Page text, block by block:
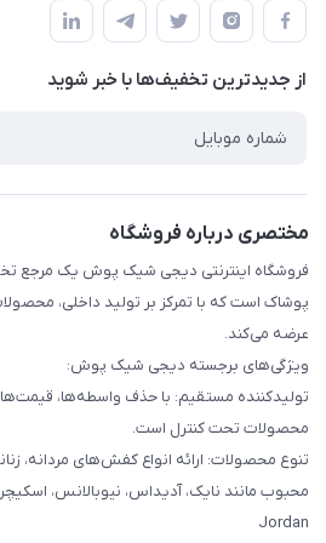
لیست محصولات
درباره ما
حریم خصوصی
راهنما
از جدید‌ترین تخفیف‌ها با‌ خبر شوید
مختصری درباره فروشگاه
فروشگاه اینترنتی دیجی شیک پوش یک مرجع
پوشاک است که با تمرکز بر تولید داخلی،
عرضه می‌کند.
ویژگی‌های برجسته دیجی شیک پوش:
تولیدکننده مستقیم: با حذف واسطه‌ها،
محصولات تحت کنترل است.
تنوع محصولات: ارائه انواع کفش‌های مردانه،
محبوب مانند نایک، آدیداس، نیوبالانس،
Jordan